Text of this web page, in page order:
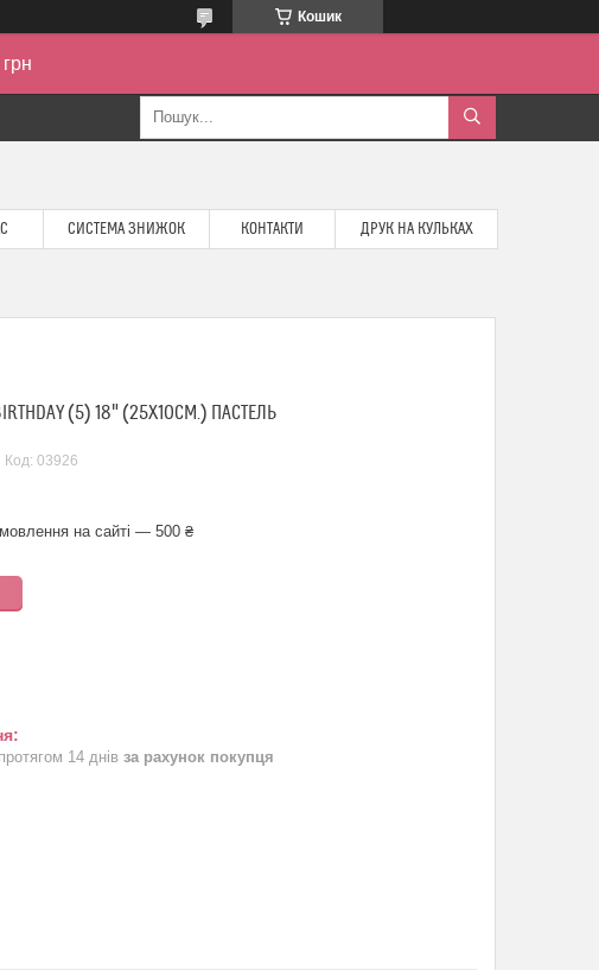
Кошик
СИСТЕМА ЗНИЖОК КОНТАКТИ ДРУК НА КУЛЬКАХ
(5) 18" (25Х10СМ.) ПАСТЕЛЬ
Код: 03926
на сайті — 500 ₴
14 днів за рахунок покупця